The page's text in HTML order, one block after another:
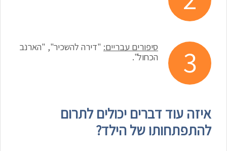
סיפורים עבריים: "דירה להשכיר", "הארנב
הכחול".
איזה עוד דברים יכולים לתרום
להתפתחותו של הילד?